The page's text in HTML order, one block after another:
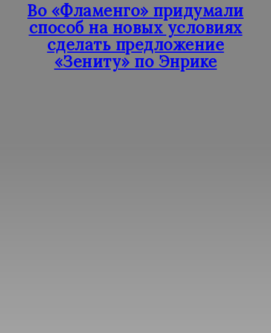
Во «Фламенго» придумали
способ на новых условиях
сделать предложение
«Зениту» по Энрике